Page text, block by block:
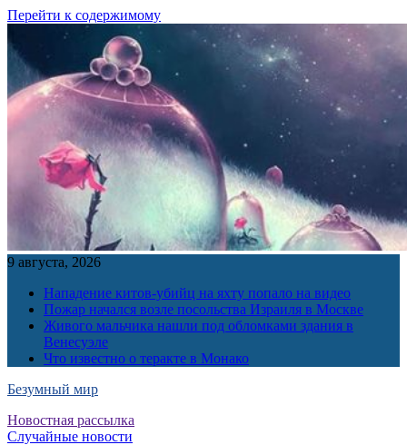
Перейти к содержимому
9 августа, 2026
Нападение китов-убийц на яхту попало на видео
Пожар начался возле посольства Израиля в Москве
Живого мальчика нашли под обломками здания в
Венесуэле
Что известно о теракте в Монако
Безумный мир
Новостная рассылка
Случайные новости